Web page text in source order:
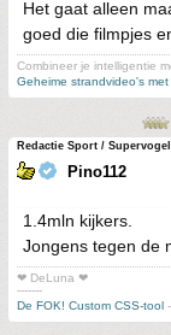
Het gaat alleen
goed die filmpjes
Combineer je intelligentie
Geheime strandvideo's
Redactie Sport / Supervogel
Pino112
1.4mln kijkers.
Jongens tegen de
❤ DeLuna ❤
-------
De FOK! Custom CSS-tool -